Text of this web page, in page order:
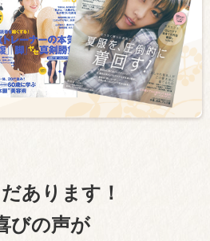
あります！
びの声が